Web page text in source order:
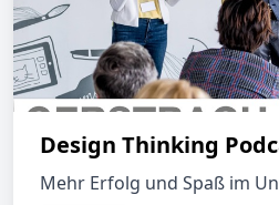
Design Thinking
Mehr Erfolg und Spaß im